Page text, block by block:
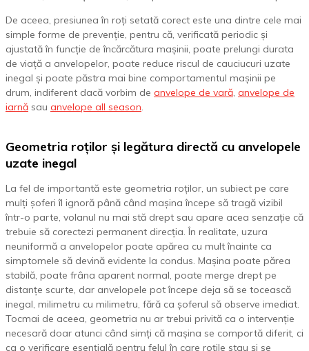
De aceea, presiunea în roți setată corect este una dintre cele mai
simple forme de prevenție, pentru că, verificată periodic și
ajustată în funcție de încărcătura mașinii, poate prelungi durata
de viață a anvelopelor, poate reduce riscul de cauciucuri uzate
inegal și poate păstra mai bine comportamentul mașinii pe
drum, indiferent dacă vorbim de anvelope de vară, anvelope de
iarnă sau anvelope all season.
Geometria roților și legătura directă cu anvelopele
uzate inegal
La fel de importantă este geometria roților, un subiect pe care
mulți șoferi îl ignoră până când mașina începe să tragă vizibil
într-o parte, volanul nu mai stă drept sau apare acea senzație că
trebuie să corectezi permanent direcția. În realitate, uzura
neuniformă a anvelopelor poate apărea cu mult înainte ca
simptomele să devină evidente la condus. Mașina poate părea
stabilă, poate frâna aparent normal, poate merge drept pe
distanțe scurte, dar anvelopele pot începe deja să se tocească
inegal, milimetru cu milimetru, fără ca șoferul să observe imediat.
Tocmai de aceea, geometria nu ar trebui privită ca o intervenție
necesară doar atunci când simți că mașina se comportă diferit, ci
ca o verificare esențială pentru felul în care roțile stau și se